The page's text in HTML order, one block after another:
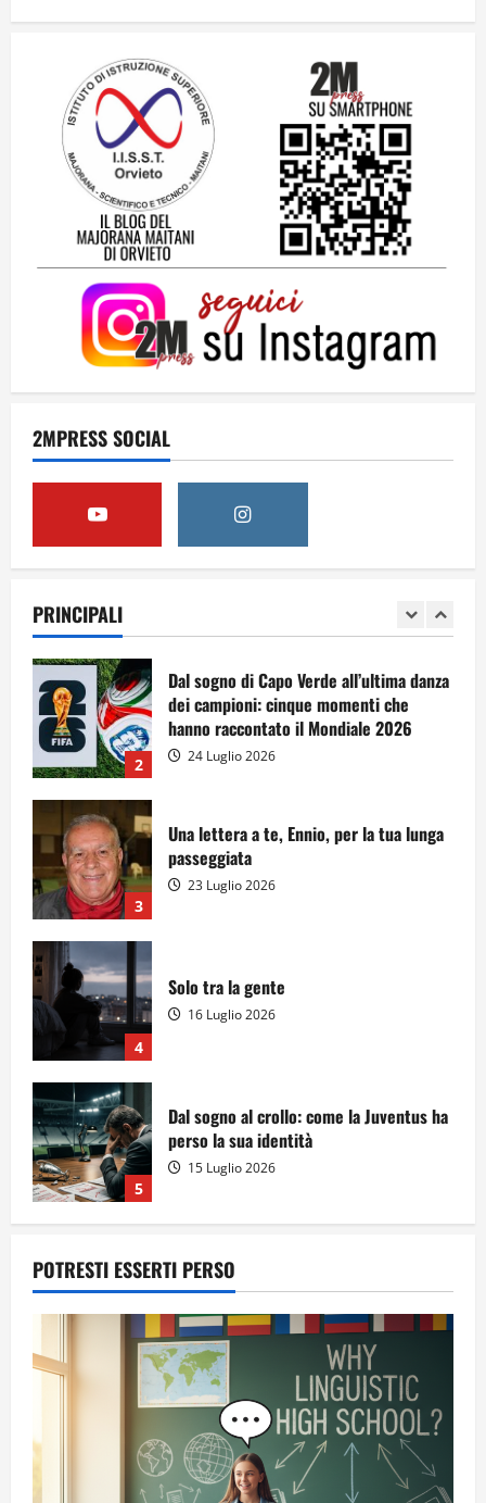
2MPRESS SOCIAL
PRINCIPALI
2
hanno raccontato il Mondiale 2026
3
Una lettera a te, Ennio, per la tua lunga
passeggiata
23 Luglio 2026
4
16 Luglio 2026
5
15 Luglio 2026
A Sergio, dal ragazzo furbo
2
Dal sogno di Capo Verde all’ultima danza
dei campioni: cinque momenti che
hanno raccontato il Mondiale 2026
24 Luglio 2026
3
Una lettera a te, Ennio, per la tua lunga
passeggiata
23 Luglio 2026
4
Solo tra la gente
16 Luglio 2026
5
Dal sogno al crollo: come la Juventus ha
perso la sua identità
15 Luglio 2026
A Sergio, dal ragazzo furbo
28 Luglio 2026
2
Dal sogno di Capo Verde all’ultima danza
dei campioni: cinque momenti che
hanno raccontato il Mondiale 2026
24 Luglio 2026
POTRESTI ESSERTI PERSO